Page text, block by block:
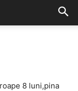
8 luni,pina